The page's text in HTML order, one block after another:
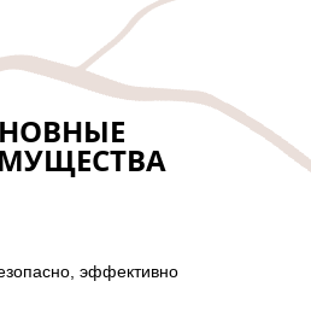
эффективно